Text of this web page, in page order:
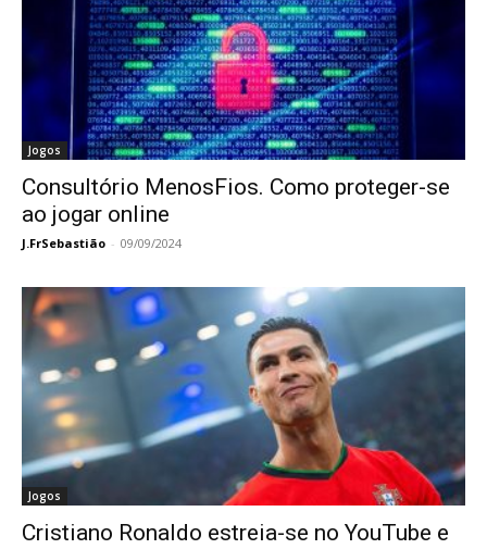
Jogos
Consultório MenosFios. Como proteger-se
ao jogar online
J.FrSebastião - 09/09/2024
Jogos
Cristiano Ronaldo estreia-se no YouTube e